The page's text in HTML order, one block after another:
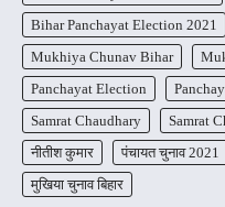
Bihar Panchayat Election 2021
Mukhiya Chunav Bihar
Panchayat Election
Samrat Chaudhary
Samrat
नीतीश कुमार
पंचायत चुनाव 2021
मुखिया चुनाव बिहार